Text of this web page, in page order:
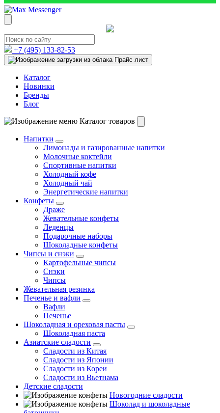
+7 (495) 133-82-53
Прайс лист
Каталог
Новинки
Бренды
Блог
Каталог товаров
Напитки
Лимонады и газированные напитки
Молочные коктейли
Спортивные напитки
Холодный кофе
Холодный чай
Энергетические напитки
Конфеты
Драже
Жевательные конфеты
Леденцы
Подарочные наборы
Шоколадные конфеты
Чипсы и снэки
Картофельные чипсы
Снэки
Чипсы
Жевательная резинка
Печенье и вафли
Вафли
Печенье
Шоколадная и ореховая пасты
Шоколадная паста
Азиатские сладости
Сладости из Китая
Сладости из Японии
Сладости из Кореи
Сладости из Вьетнама
Детские сладости
Новогодние сладости
Шоколад и шоколадные